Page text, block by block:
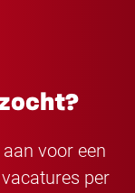
voor een
per